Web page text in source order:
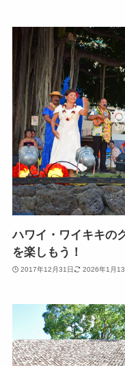
ハワイ・ワイキキの
を楽しもう！
2017年12月31日 2026年1月13